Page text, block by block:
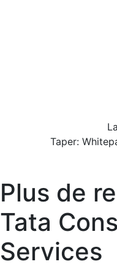
Taper:
Plus de
Tata
Services